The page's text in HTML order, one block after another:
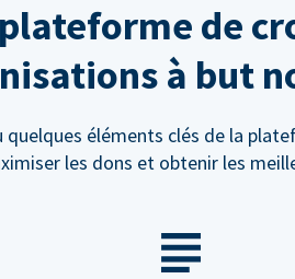
de
à but
quelques éléments clés de la
les dons et obtenir les